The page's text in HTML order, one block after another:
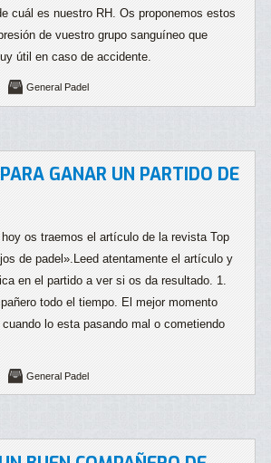
cuál es nuestro RH. Os proponemos estos
de vuestro grupo sanguíneo que
útil en caso de accidente.
General Padel
GANAR UN PARTIDO DE
os traemos el artículo de la revista Top
de padel».Leed atentamente el artículo y
en el partido a ver si os da resultado. 1.
todo el tiempo. El mejor momento
lo esta pasando mal o cometiendo
General Padel